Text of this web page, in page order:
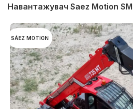
Навантажувач Saez Motion
SÁEZ MOTION